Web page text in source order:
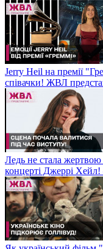
Jerry Heil на премії
співачки! ЖВЛ
Ледь не стала жертвою
концерті Джеррі